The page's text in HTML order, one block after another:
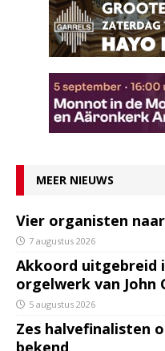
MEER NIEUWS
Vier organisten
7 augustus 2026
Akkoord uitgebreid
orgelwerk van John
5 augustus 2026
Zes halvefinalisten
bekend